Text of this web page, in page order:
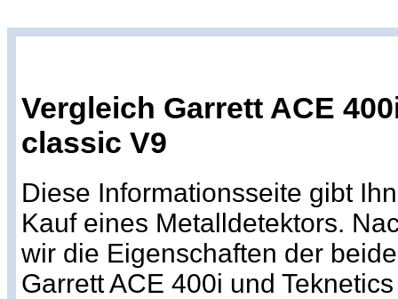
Vergleich Garrett ACE
classic V9
Diese Informationsseite gibt
Kauf eines Metalldetektors.
wir die Eigenschaften der
Garrett ACE 400i und